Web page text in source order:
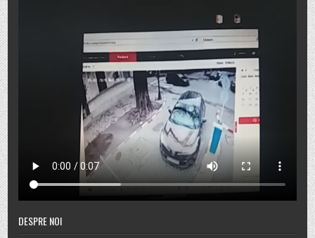
DESPRE NOI